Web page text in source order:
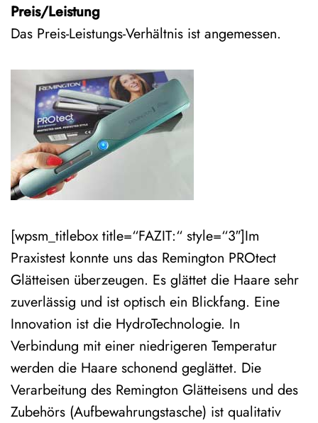
Preis/Leistung
Das Preis-Leistungs-Verhältnis ist angemessen.
[wpsm_titlebox title=“FAZIT:“ style=“3″]Im
Praxistest konnte uns das Remington PROtect
Glätteisen überzeugen. Es glättet die Haare sehr
zuverlässig und ist optisch ein Blickfang. Eine
Innovation ist die HydroTechnologie. In
Verbindung mit einer niedrigeren Temperatur
werden die Haare schonend geglättet. Die
Verarbeitung des Remington Glätteisens und des
Zubehörs (Aufbewahrungstasche) ist qualitativ